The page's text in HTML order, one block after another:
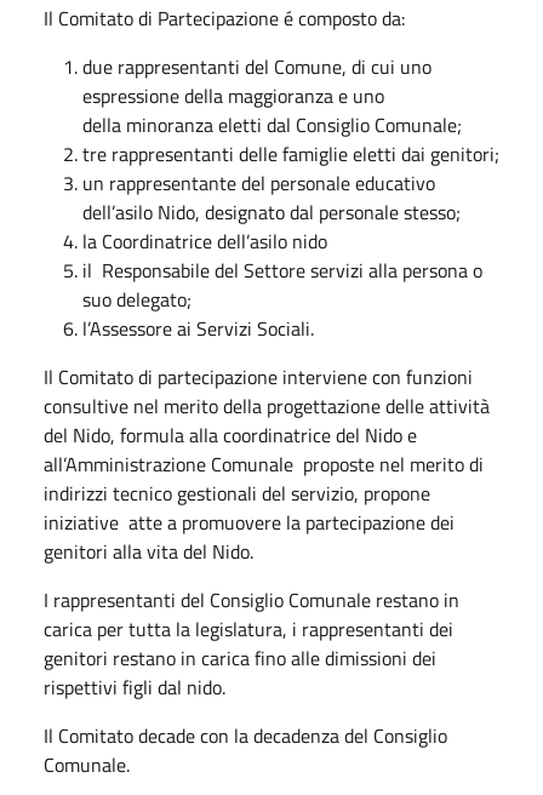
Il Comitato di Partecipazione é composto da:
due rappresentanti del Comune, di cui uno
espressione della maggioranza e uno
della minoranza eletti dal Consiglio Comunale;
tre rappresentanti delle famiglie eletti dai genitori;
un rappresentante del personale educativo
dell’asilo Nido, designato dal personale stesso;
la Coordinatrice dell’asilo nido
il Responsabile del Settore servizi alla persona o
suo delegato;
l’Assessore ai Servizi Sociali.
Il Comitato di partecipazione interviene con funzioni
consultive nel merito della progettazione delle attività
del Nido, formula alla coordinatrice del Nido e
all’Amministrazione Comunale proposte nel merito di
indirizzi tecnico gestionali del servizio, propone
iniziative atte a promuovere la partecipazione dei
genitori alla vita del Nido.
I rappresentanti del Consiglio Comunale restano in
carica per tutta la legislatura, i rappresentanti dei
genitori restano in carica fino alle dimissioni dei
rispettivi figli dal nido.
Il Comitato decade con la decadenza del Consiglio
Comunale.